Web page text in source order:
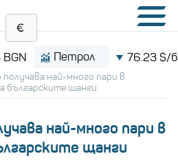
Петрол 76.23 $/барел
получава най-много пари в
българските щанги
най-много пари в
щанги